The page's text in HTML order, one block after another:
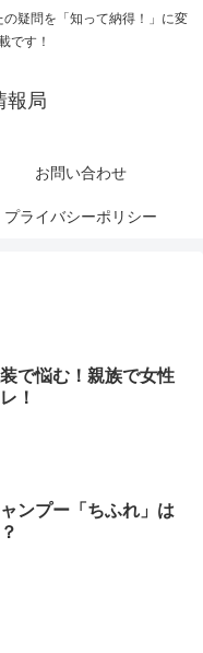
疑問を「知って納得！」に変
です！
報局
お問い合わせ
プライバシーポリシー
で悩む！親族で女性
！
ンプー「ちふれ」は